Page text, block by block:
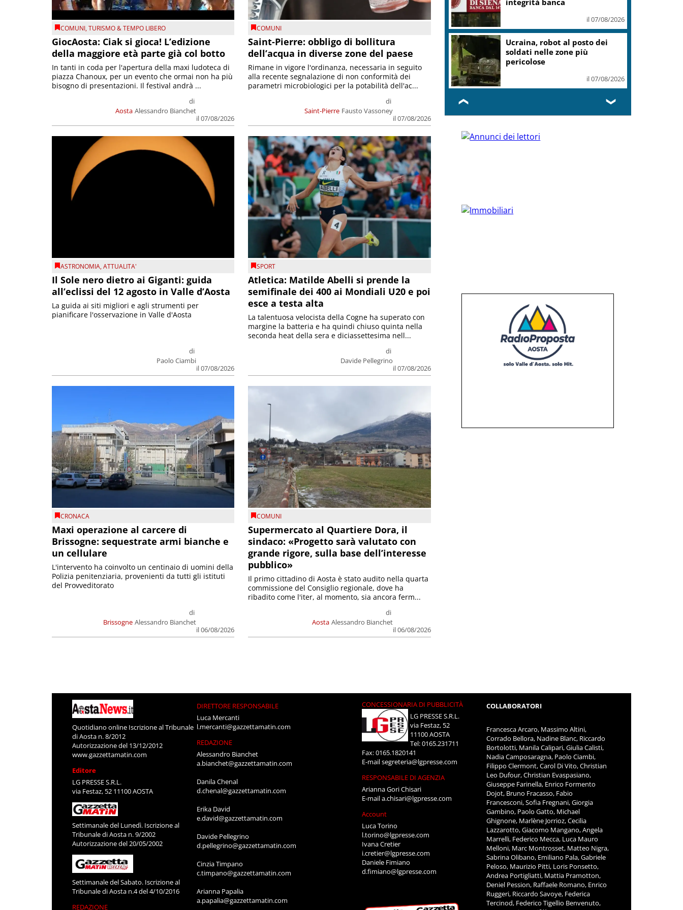
COMUNI,TURISMO & TEMPO LIBERO
GiocAosta: Ciak si gioca! L’edizione
della maggiore età parte già col botto
Aosta
di
Alessandro Bianchet
il 07/08/2026
In tanti in coda per l'apertura della maxi ludoteca di
piazza Chanoux, per un evento che ormai non ha più
bisogno di presentazioni. Il festival andrà ...
COMUNI
Saint-Pierre: obbligo di bollitura
dell’acqua in diverse zone del paese
Saint-Pierre
di
Fausto Vassoney
il 07/08/2026
Rimane in vigore l'ordinanza, necessaria in seguito
alla recente segnalazione di non conformità dei
parametri microbiologici per la potabilità dell'ac...
ASTRONOMIA,ATTUALITA'
Il Sole nero dietro ai Giganti: guida
all’eclissi del 12 agosto in Valle d’Aosta
di
Paolo Ciambi
il 07/08/2026
La guida ai siti migliori e agli strumenti per
pianificare l'osservazione in Valle d'Aosta
SPORT
Atletica: Matilde Abelli si prende la
semifinale dei 400 ai Mondiali U20 e poi
esce a testa alta
di
Davide Pellegrino
il 07/08/2026
La talentuosa velocista della Cogne ha superato con
margine la batteria e ha quindi chiuso quinta nella
seconda heat della sera e diciassettesima nell...
CRONACA
Maxi operazione al carcere di
Brissogne: sequestrate armi bianche e
un cellulare
Brissogne
di
Alessandro Bianchet
il 06/08/2026
L'intervento ha coinvolto un centinaio di uomini della
Polizia penitenziaria, provenienti da tutti gli istituti
del Provveditorato
COMUNI
Supermercato al Quartiere Dora, il
sindaco: «Progetto sarà valutato con
grande rigore, sulla base dell’interesse
pubblico»
Aosta
di
Alessandro Bianchet
il 06/08/2026
Il primo cittadino di Aosta è stato audito nella quarta
commissione del Consiglio regionale, dove ha
ribadito come l'iter, al momento, sia ancora ferm...
il 07/08/2026
Ucraina, robot al posto dei
soldati nelle zone più
pericolose
il 07/08/2026
❮ ❯
Quotidiano online Iscrizione al Tribunale
di Aosta n. 8/2012
Autorizzazione del 13/12/2012
www.gazzettamatin.com
Editore
LG PRESSE S.R.L.
via Festaz, 52 11100 AOSTA
Settimanale del Lunedì. Iscrizione al
Tribunale di Aosta n. 9/2002
Autorizzazione del 20/05/2002
Settimanale del Sabato. Iscrizione al
Tribunale di Aosta n.4 del 4/10/2016
REDAZIONE
DIRETTORE RESPONSABILE
Luca Mercanti
l.mercanti@gazzettamatin.com
REDAZIONE
Alessandro Bianchet
a.bianchet@gazzettamatin.com
Danila Chenal
d.chenal@gazzettamatin.com
Erika David
e.david@gazzettamatin.com
Davide Pellegrino
d.pellegrino@gazzettamatin.com
Cinzia Timpano
c.timpano@gazzettamatin.com
Arianna Papalia
a.papalia@gazzettamatin.com
CONCESSIONARIA DI PUBBLICITÀ
LG PRESSE S.R.L.
via Festaz, 52
11100 AOSTA
Tel: 0165.231711
Fax: 0165.1820141
E-mailsegreteria@lgpresse.com
RESPONSABILE DI AGENZIA
Arianna Gori Chisari
E-maila.chisari@lgpresse.com
Account
Luca Torino
l.torino@lgpresse.com
Ivana Cretier
i.cretier@lgpresse.com
Daniele Fimiano
d.fimiano@lgpresse.com
COLLABORATORI
Francesca Arcaro, Massimo Altini,
Corrado Bellora, Nadine Blanc, Riccardo
Bortolotti, Manila Calipari, Giulia Calisti,
Nadia Camposaragna, Paolo Ciambi,
Filippo Clermont, Carol Di Vito, Christian
Leo Dufour, Christian Evaspasiano,
Giuseppe Farinella, Enrico Formento
Dojot, Bruno Fracasso, Fabio
Francesconi, Sofia Fregnani, Giorgia
Gambino, Paolo Gatto, Michael
Ghignone, Marlène Jorrioz, Cecilia
Lazzarotto, Giacomo Mangano, Angela
Marrelli, Federico Mecca, Luca Mauro
Melloni, Marc Montrosset, Matteo Nigra,
Sabrina Olibano, Emiliano Pala, Gabriele
Peloso, Maurizio Pitti, Loris Ponsetto,
Andrea Portigliatti, Mattia Pramotton,
Deniel Pession, Raffaele Romano, Enrico
Ruggeri, Riccardo Savoye, Federica
Tercinod, Federico Tigellio Benvenuto,